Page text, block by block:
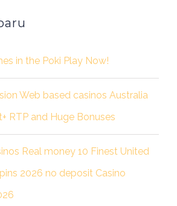
in the Poki Play Now!
Web based casinos Australia
RTP and Huge Bonuses
Real money 10 Finest United
2026 no deposit Casino